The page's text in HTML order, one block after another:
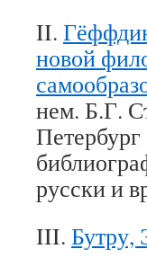
II.
новой
нем. Б.Г.
русски и
III. Бутру,